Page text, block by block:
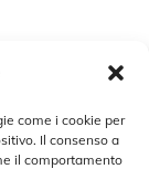
come i cookie per
Il consenso a
il comportamento